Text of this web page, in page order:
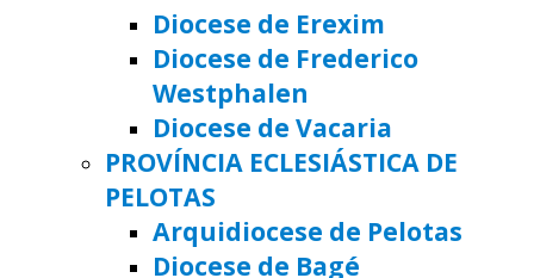
Diocese de Erexim
Diocese de Frederico
Westphalen
Diocese de Vacaria
PROVÍNCIA ECLESIÁSTICA DE
PELOTAS
Arquidiocese de Pelotas
Diocese de Bagé